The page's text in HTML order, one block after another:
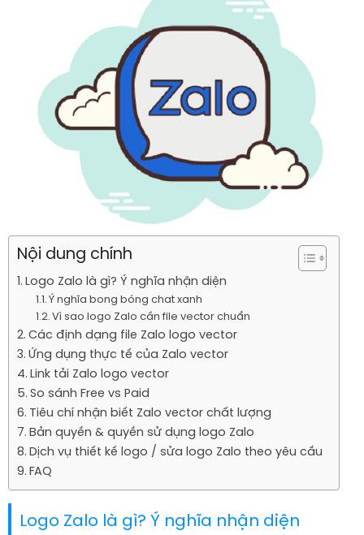
Nội dung chính
Logo Zalo là gì? Ý nghĩa nhận diện
Ý nghĩa bong bóng chat xanh
Vì sao logo Zalo cần file vector chuẩn
Các định dạng file Zalo logo vector
Ứng dụng thực tế của Zalo vector
Link tải Zalo logo vector
So sánh Free vs Paid
Tiêu chí nhận biết Zalo vector chất lượng
Bản quyền & quyền sử dụng logo Zalo
Dịch vụ thiết kế logo / sửa logo Zalo theo yêu cầu
FAQ
Logo Zalo là gì? Ý nghĩa nhận diện